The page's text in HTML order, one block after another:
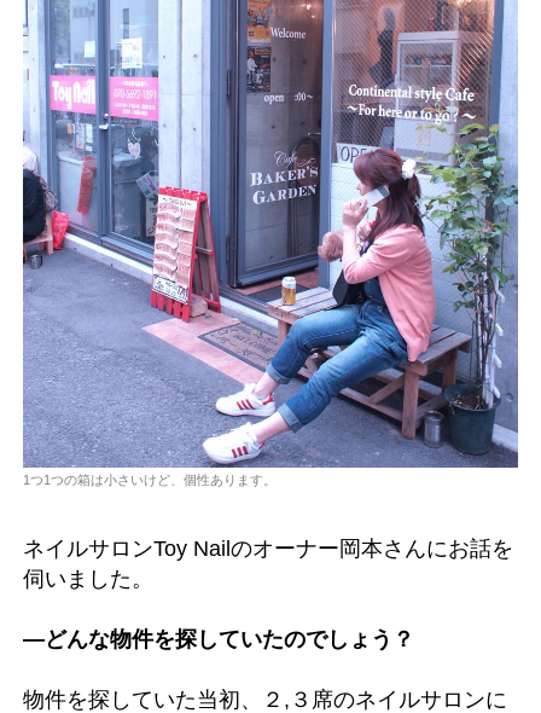
1つ1つの箱は小さいけど、個性あります。
ネイルサロンToy Nailのオーナー岡本さんにお話を
伺いました。
―どんな物件を探していたのでしょう？
物件を探していた当初、２,３席のネイルサロンに